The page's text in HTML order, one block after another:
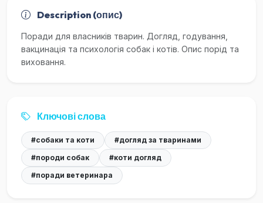
Description (опис)
Поради для власників тварин. Догляд, годування,
вакцинація та психологія собак і котів. Опис порід та
виховання.
Ключові слова
#собаки та коти
#догляд за тваринами
#породи собак
#коти догляд
#поради ветеринара